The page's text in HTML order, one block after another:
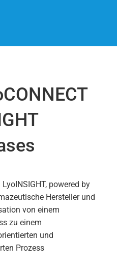
powered by
Hersteller und
von einem
zu einem
und
Prozess